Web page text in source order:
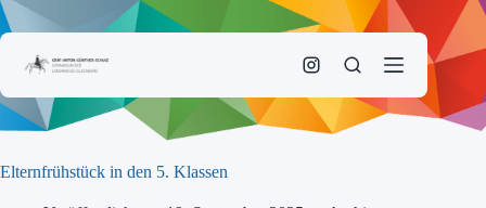
Zum
Inhalt
Elternfrühstück in den 5. Klassen